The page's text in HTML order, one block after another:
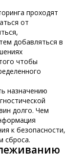
проходят
от
добавляться в
чтобы
назначению
долго. Чем
к безопасности,
сброса.